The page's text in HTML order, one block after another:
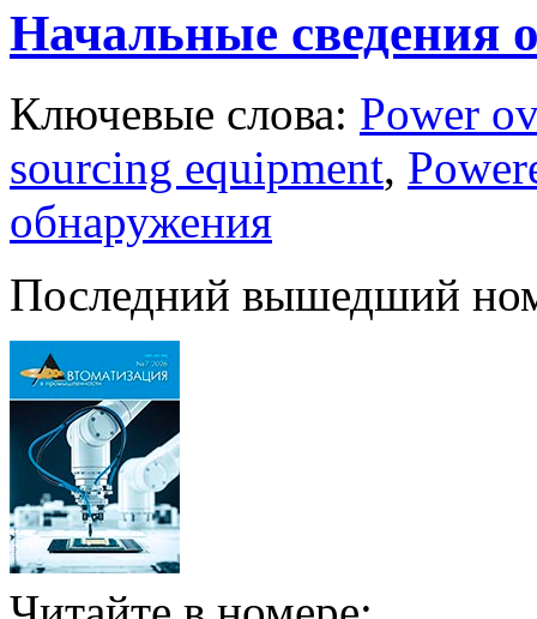
Начальные сведения
Ключевые слова: Power
sourcing equipment,
обнаружения
Последний вышедший